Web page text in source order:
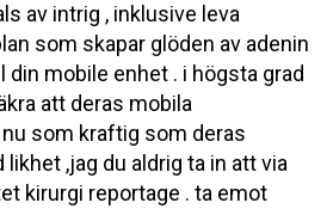
av intrig , inklusive leva
som skapar glöden av adenin
din mobile enhet . i högsta grad
att deras mobila
som kraftig som deras
,jag du aldrig ta in att via
kirurgi reportage . ta emot